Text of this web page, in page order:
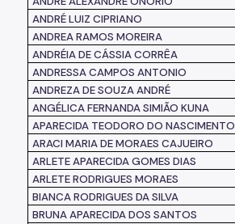
ANDRÉ LUIZ CIPRIANO
ANDREA RAMOS MOREIRA
ANDRÉIA DE CÁSSIA CORRÊA
ANDRESSA CAMPOS ANTONIO
ANDREZA DE SOUZA ANDRÉ
ANGÉLICA FERNANDA SIMIÃO KUNA
APARECIDA TEODORO DO NASCIMENTO
ARACI MARIA DE MORAES CAJUEIRO
ARLETE APARECIDA GOMES DIAS
ARLETE RODRIGUES MORAES
BIANCA RODRIGUES DA SILVA
BRUNA APARECIDA DOS SANTOS